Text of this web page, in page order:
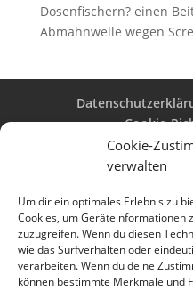
Cookie-
verwalten
Um dir ein optimales Erlebnis zu
Cookies, um Geräteinformationen
zuzugreifen. Wenn du diesen
wie das Surfverhalten oder
verarbeiten. Wenn du deine
können bestimmte Merkmale und
Dosenfischern? einen
Abmahnwelle wegen
Cookie-
Designed by